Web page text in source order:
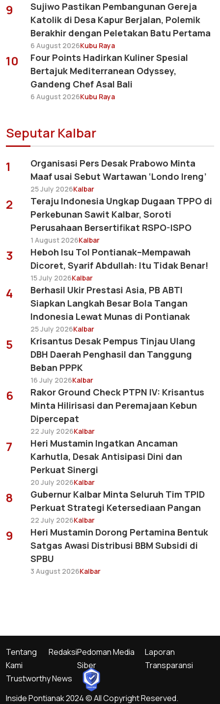
9
Sujiwo Pastikan Pembangunan Gereja
Katolik di Desa Kapur Berjalan, Polemik
Berakhir dengan Peletakan Batu Pertama
6 August 2026Kubu Raya
10
Four Points Hadirkan Kuliner Spesial
Bertajuk Mediterranean Odyssey,
Gandeng Chef Asal Bali
6 August 2026Kubu Raya
Seputar Kalbar
1
Organisasi Pers Desak Prabowo Minta
Maaf usai Sebut Wartawan ‘Londo Ireng’
25 July 2026Kalbar
2
Teraju Indonesia Ungkap Dugaan TPPO di
Perkebunan Sawit Kalbar, Soroti
Perusahaan Bersertifikat RSPO-ISPO
1 August 2026Kalbar
3
Heboh Isu Tol Pontianak–Mempawah
Dicoret, Syarif Abdullah: Itu Tidak Benar!
15 July 2026Kalbar
4
Berhasil Ukir Prestasi Asia, PB ABTI
Siapkan Langkah Besar Bola Tangan
Indonesia Lewat Munas di Pontianak
25 July 2026Kalbar
5
Krisantus Desak Pempus Tinjau Ulang
DBH Daerah Penghasil dan Tanggung
Beban PPPK
16 July 2026Kalbar
6
Rakor Ground Check PTPN IV: Krisantus
Minta Hilirisasi dan Peremajaan Kebun
Dipercepat
22 July 2026Kalbar
7
Heri Mustamin Ingatkan Ancaman
Karhutla, Desak Antisipasi Dini dan
Perkuat Sinergi
20 July 2026Kalbar
8
Gubernur Kalbar Minta Seluruh Tim TPID
Perkuat Strategi Ketersediaan Pangan
22 July 2026Kalbar
9
Heri Mustamin Dorong Pertamina Bentuk
Satgas Awasi Distribusi BBM Subsidi di
SPBU
3 August 2026Kalbar
Inside Pontianak 2024 © All Copyright Reserved.
Trustworthy News
Tentang
Kami
RedaksiPedoman Media
Siber
Laporan
Transparansi